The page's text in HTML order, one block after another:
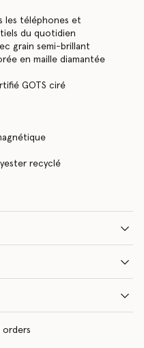
les téléphones et
du quotidien
grain semi-brillant
en maille diamantée
GOTS ciré
recyclé
orders